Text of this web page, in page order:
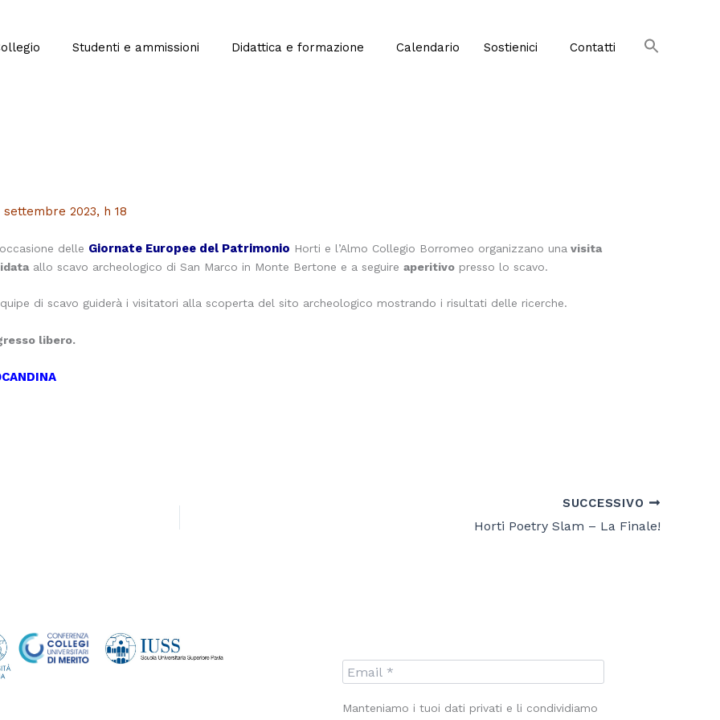
Studenti e ammissioni Didattica e formazione Calendario Sostienici Contatti
settembre 2023, h 18
delle Giornate Europee del Patrimonio Horti e l’Almo Collegio Borromeo organizzano una visita
allo scavo archeologico di San Marco in Monte Bertone e a seguire aperitivopresso lo scavo.
di scavo guiderà i visitatori alla scoperta del sito archeologico mostrando i risultati delle ricerche.
libero.
SUCCESSIVO
Horti Poetry Slam – La Finale!
Manteniamo i tuoi dati privati e li condividiamo